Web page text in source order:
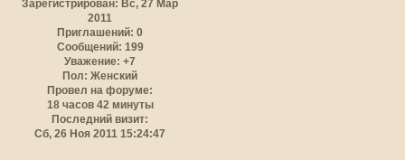
Зарегистрирован: Вс, 27 Мар
2011
Приглашений: 0
Сообщений: 199
Уважение: +7
Пол: Женский
Провел на форуме:
18 часов 42 минуты
Последний визит:
Сб, 26 Ноя 2011 15:24:47